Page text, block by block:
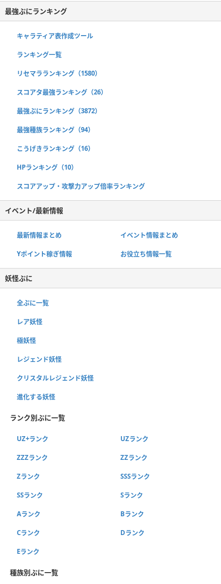
最強ぷにランキング
キャラティア表作成ツール
ランキング一覧
リセマラランキング（1580）
スコアタ最強ランキング（26）
最強ぷにランキング（3872）
最強種族ランキング（94）
こうげきランキング（16）
HPランキング（10）
スコアアップ・攻撃力アップ倍率ランキング
イベント/最新情報
最新情報まとめ イベント情報まとめ
Yポイント稼ぎ情報 お役立ち情報一覧
妖怪ぷに
全ぷに一覧
レア妖怪
極妖怪
レジェンド妖怪
クリスタルレジェンド妖怪
進化する妖怪
ランク別ぷに一覧
UZ+ランク UZランク
ZZZランク ZZランク
Zランク SSSランク
SSランク Sランク
Aランク Bランク
Cランク Dランク
Eランク
種族別ぷに一覧